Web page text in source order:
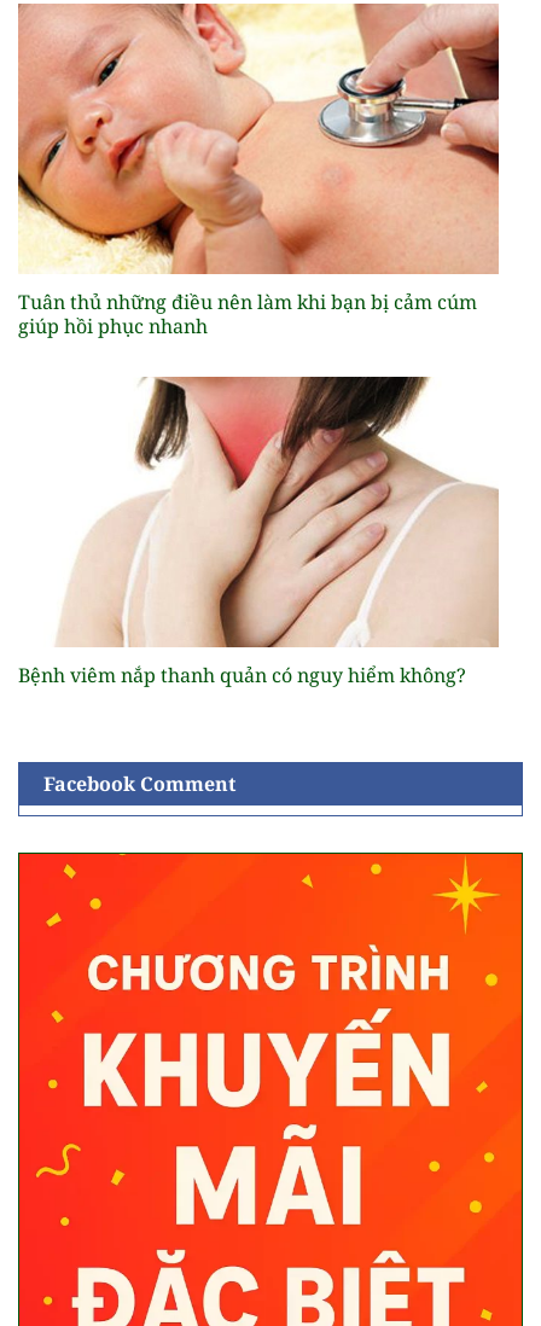
Tuân thủ những điều nên làm khi bạn bị cảm cúm
giúp hồi phục nhanh
Bệnh viêm nắp thanh quản có nguy hiểm không?
Facebook Comment